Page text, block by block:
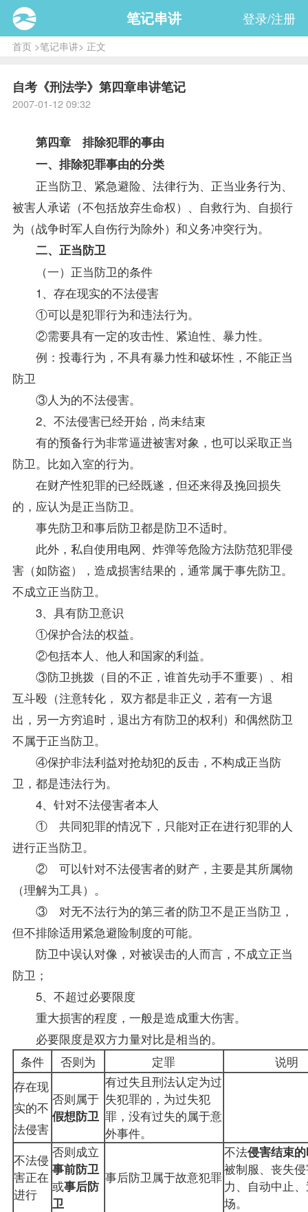
笔记串讲 登录/注册
首页>笔记串讲> 正文
自考《刑法学》第四章串讲笔记
2007-01-12 09:32
第四章 排除犯罪的事由
一、排除犯罪事由的分类
正当防卫、紧急避险、法律行为、正当业务行为、
被害人承诺（不包括放弃生命权）、自救行为、自损行
为（战争时军人自伤行为除外）和义务冲突行为。
二、正当防卫
（一）正当防卫的条件
1、存在现实的不法侵害
①可以是犯罪行为和违法行为。
②需要具有一定的攻击性、紧迫性、暴力性。
例：投毒行为，不具有暴力性和破坏性，不能正当
防卫
③人为的不法侵害。
2、不法侵害已经开始，尚未结束
有的预备行为非常逼进被害对象，也可以采取正当
防卫。比如入室的行为。
在财产性犯罪的已经既遂，但还来得及挽回损失
的，应认为是正当防卫。
事先防卫和事后防卫都是防卫不适时。
此外，私自使用电网、炸弹等危险方法防范犯罪侵
害（如防盗），造成损害结果的，通常属于事先防卫。
不成立正当防卫。
3、具有防卫意识
①保护合法的权益。
②包括本人、他人和国家的利益。
③防卫挑拨（目的不正，谁首先动手不重要）、相
互斗殴（注意转化， 双方都是非正义，若有一方退
出，另一方穷追时，退出方有防卫的权利）和偶然防卫
不属于正当防卫。
④保护非法利益对抢劫犯的反击，不构成正当防
卫，都是违法行为。
4、针对不法侵害者本人
① 共同犯罪的情况下，只能对正在进行犯罪的人
进行正当防卫。
② 可以针对不法侵害者的财产，主要是其所属物
（理解为工具）。
③ 对无不法行为的第三者的防卫不是正当防卫，
但不排除适用紧急避险制度的可能。
防卫中误认对像，对被误击的人而言，不成立正当
防卫；
5、不超过必要限度
重大损害的程度，一般是造成重大伤害。
必要限度是双方力量对比是相当的。
条件
否则为 定罪
说明
存在现
实的不
法侵害
否则属于
假想防卫
有过失且刑法认定为过
失犯罪的，为过失犯
罪，没有过失的属于意
外事件。
不法侵
害正在
进行
否则成立
事前防卫
或事后防
卫
事后防卫属于故意犯罪
不法侵害结束
被制服、丧失
力、自动中止
场。